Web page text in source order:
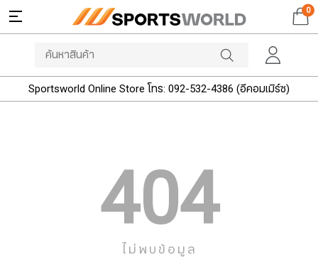
0
Sportsworld Online Store โทร: 092-532-4386 (อีคอมเมิร์ซ)
404
ไม่พบข้อมูล